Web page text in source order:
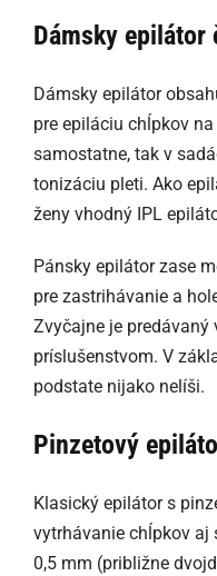
Dámsky epilátor
Dámsky epilátor
pre epiláciu chĺpkov
samostatne, tak v
tonizáciu pleti. Ako
ženy vhodný IPL
Pánsky epilátor zase
pre zastrihávanie a
Zvyčajne je
príslušenstvom. V
podstate nijako nelíši.
Pinzetový
Klasický epilátor s
vytrhávanie chĺpkov aj
0,5 mm (približne